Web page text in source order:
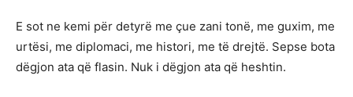
E sot ne kemi për detyrë me çue zani tonë, me guxim, me
urtësi, me diplomaci, me histori, me të drejtë. Sepse bota
dëgjon ata që flasin. Nuk i dëgjon ata që heshtin.